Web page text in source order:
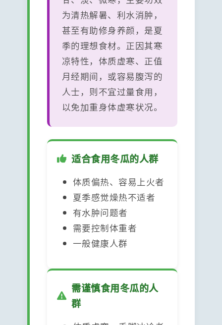
为清热解暑、利水消肿，
甚至有助修身养颜，是夏
季的理想食材。正因其寒
凉特性，体质虚寒、正值
月经期间，或容易腹泻的
人士，则不宜过量食用，
以免加重身体虚寒状况。
适合食用冬瓜的人群
体质偏热、容易上火者
夏季感觉燥热不适者
有水肿问题者
需要控制体重者
一般健康人群
需谨慎食用冬瓜的人
群